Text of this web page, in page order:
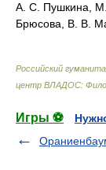
А. С. Пушкина,
Брюсова, В. В.
Российский
центр ВЛАДОС:
Игры ⚽